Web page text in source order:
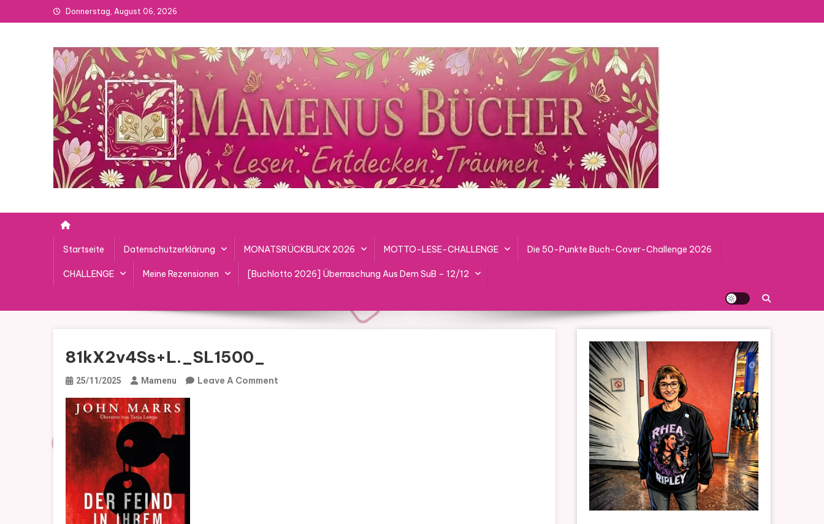
to
Donnerstag, August 06, 2026
Startseite Datenschutzerklärung MONATSRÜCKBLICK 2026 MOTTO-LESE-CHALLENGE Die 50-Punkte Buch-Cover-Challenge 2026
CHALLENGE Meine Rezensionen [Buchlotto 2026] Überraschung Aus Dem SuB – 12/12
81kX2v4Ss+L._SL1500_
25/11/2025 Mamenu Leave A Comment